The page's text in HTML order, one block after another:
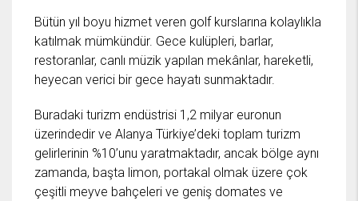
Bütün yıl boyu hizmet veren golf kurslarına kolaylıkla
katılmak mümkündür. Gece kulüpleri, barlar,
restoranlar, canlı müzik yapılan mekânlar, hareketli,
heyecan verici bir gece hayatı sunmaktadır.
Buradaki turizm endüstrisi 1,2 milyar euronun
üzerindedir ve Alanya Türkiye’deki toplam turizm
gelirlerinin %10’unu yaratmaktadır, ancak bölge aynı
zamanda, başta limon, portakal olmak üzere çok
çeşitli meyve bahçeleri ve geniş domates ve